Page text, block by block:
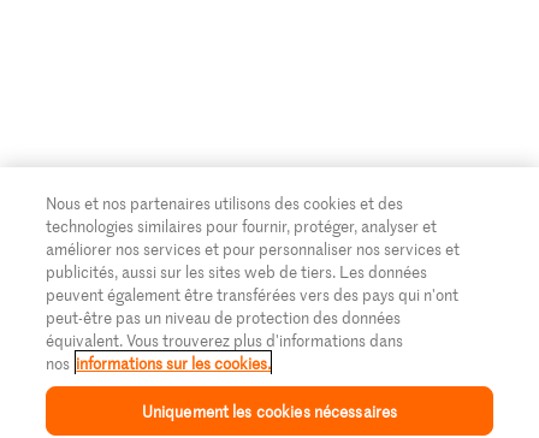
Nous et nos partenaires utilisons des cookies et des
technologies similaires pour fournir, protéger, analyser et
améliorer nos services et pour personnaliser nos services et
publicités, aussi sur les sites web de tiers. Les données
peuvent également être transférées vers des pays qui n'ont
peut-être pas un niveau de protection des données
équivalent. Vous trouverez plus d'informations dans
nos informations sur les cookies.
Uniquement les cookies nécessaires